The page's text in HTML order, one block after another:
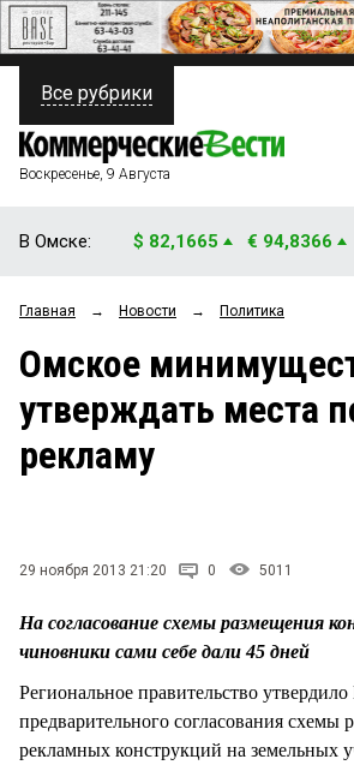
ПОЛИТИКА
ФИНАНСЫ
ОБЩЕСТВО
ЗАКОН
НОВОСТИ КОМПАНИЙ
Все рубрики
Воскресенье, 9 Августа
В Омске: $ 82,1665 € 94,8366
Главная → Новости → Политика
Омское
утверждать места
рекламу
29 ноября 2013 21:20 0 5011
На согласование схемы размещения
чиновники сами себе дали 45 дней
Региональное правительство
предварительного согласования схемы
рекламных конструкций на земельных